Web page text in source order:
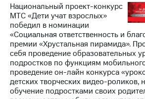
Национальный проект-конкурс
МТС «Дети учат взрослых»
победил в номинации
«Социальная ответственность и
премии «Хрустальная пирамида».
себя проведение образовательных
подростков по функциям
проведение он-лайн конкурса
детских творческих видео-роликов,
обучение подростками своих